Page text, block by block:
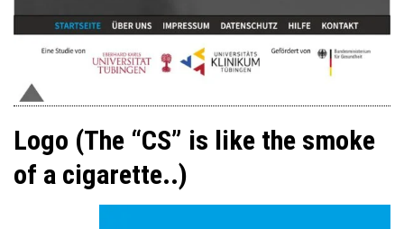
Logo (The “CS” is like the smoke
of a cigarette..)